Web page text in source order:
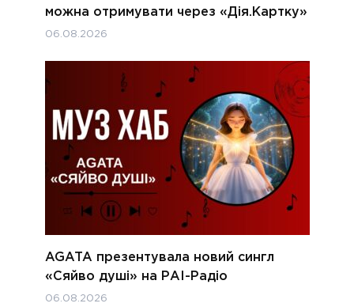
можна отримувати через «Дія.Картку»
06.08.2026
AGATA презентувала новий сингл
«Сяйво душі» на РАІ-Радіо
06.08.2026